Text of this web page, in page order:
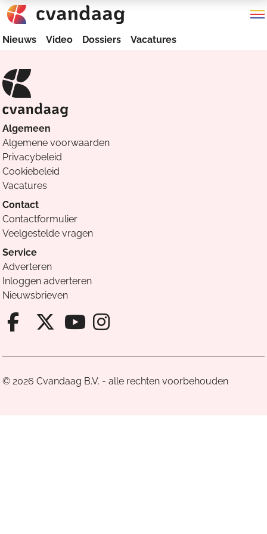
Nieuws Video Dossiers Vacatures
Algemeen
Algemene voorwaarden
Privacybeleid
Cookiebeleid
Vacatures
Contact
Contactformulier
Veelgestelde vragen
Service
Adverteren
Inloggen adverteren
Nieuwsbrieven
Facebook van Cvandaag
X van Cvandaag
Instagram van
© 2026 Cvandaag B.V. - alle rechten voorbehouden